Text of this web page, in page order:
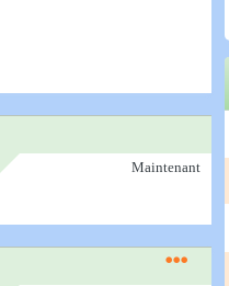
Maintenant